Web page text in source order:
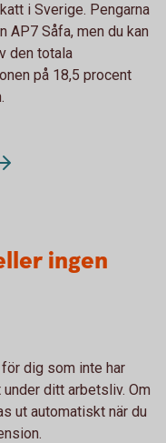
i Sverige. Pengarna
Såfa, men du kan
den totala
på 18,5 procent
ingen
dig som inte har
ditt arbetsliv. Om
ut automatiskt när du